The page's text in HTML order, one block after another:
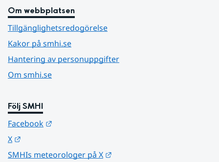
Om webbplatsen
Tillgänglighetsredogörelse
Kakor på smhi.se
Hantering av personuppgifter
Om smhi.se
Följ SMHI
Facebook
X
SMHIs meteorologer på X